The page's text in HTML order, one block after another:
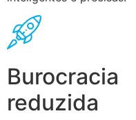
Burocracia
reduzida